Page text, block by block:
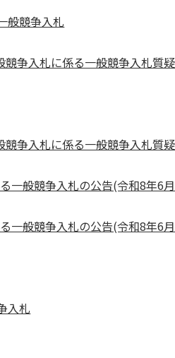
般競争入札
競争入札に係る一般競争入札質
競争入札に係る一般競争入札質
一般競争入札の公告(令和8年6
一般競争入札の公告(令和8年6
入札